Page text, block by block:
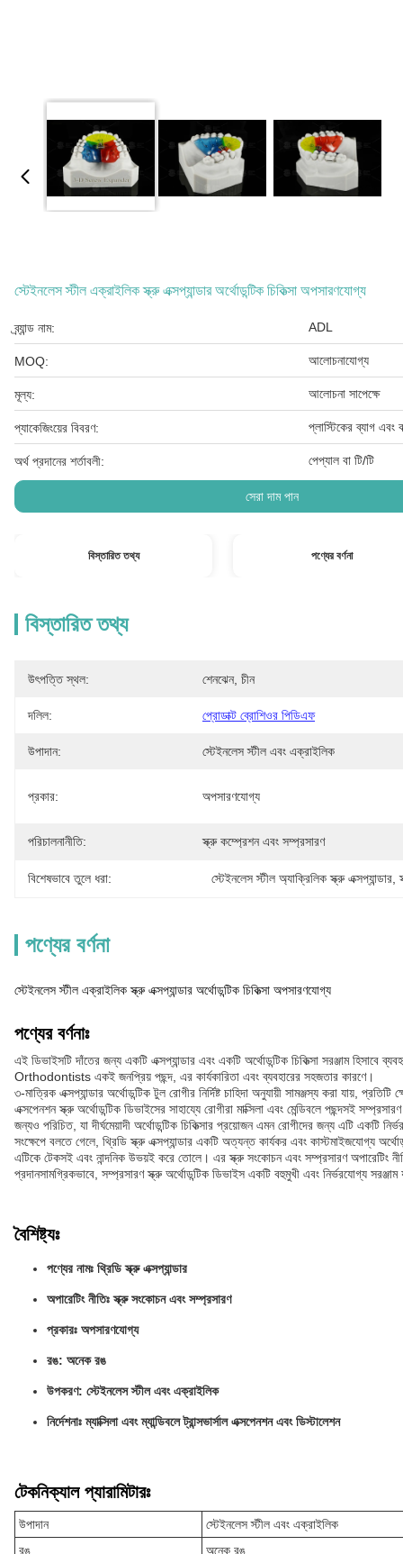
স্টেইনলেস স্টীল এক্রাইলিক স্ক্রু এক্সপ্যান্ডার অর্থোডন্টিক চিকিত্সা অপসারণযোগ্য
ব্র্যান্ড নাম: ADL
MOQ: আলোচনাযোগ্য
মূল্য: আলোচনা সাপেক্ষে
প্যাকেজিংয়ের বিবরণ: প্লাস্টিকের ব্যাগ এবং
অর্থ প্রদানের শর্তাবলী: পেপ্যাল ​​বা টি/টি
সেরা দাম পান
বিস্তারিত তথ্য পণ্যের বর্ণনা
বিস্তারিত তথ্য
উৎপত্তি স্থল: শেনঝেন, চীন
দলিল: প্রোডাক্ট ব্রোশিওর পিডিএফ
উপাদান: স্টেইনলেস স্টীল এবং এক্রাইলিক
প্রকার: অপসারণযোগ্য
পরিচালনানীতি: স্ক্রু কম্প্রেশন এবং সম্প্রসারণ
বিশেষভাবে তুলে ধরা: স্টেইনলেস স্টীল অ্যাক্রিলিক স্ক্রু এক্সপ্যান্ডার,
পণ্যের বর্ণনা
স্টেইনলেস স্টীল এক্রাইলিক স্ক্রু এক্সপ্যান্ডার অর্থোডন্টিক চিকিত্সা অপসারণযোগ্য
পণ্যের বর্ণনাঃ
এই ডিভাইসটি দাঁতের জন্য একটি এক্সপ্যান্ডার এবং একটি অর্থোডন্টিক চিকিত্সা সরঞ্জাম
Orthodontists একই জনপ্রিয় পছন্দ, এর কার্যকারিতা এবং ব্যবহারের সহজতার কারণে।
৩-মাত্রিক এক্সপ্যান্ডার অর্থোডন্টিক টুল রোগীর নির্দিষ্ট চাহিদা অনুযায়ী সামঞ্জস্য করা যায়,
এক্সপেনশন স্ক্রু অর্থোডন্টিক ডিভাইসের সাহায্যে রোগীরা মাক্সিলা এবং মেন্ডিবলে পছন্দসই
জন্যও পরিচিত, যা দীর্ঘমেয়াদী অর্থোডন্টিক চিকিত্সার প্রয়োজন এমন রোগীদের জন্য এটি একটি
সংক্ষেপে বলতে গেলে, থ্রিডি স্ক্রু এক্সপ্যান্ডার একটি অত্যন্ত কার্যকর এবং কাস্টমাইজযোগ্য
এটিকে টেকসই এবং নান্দনিক উভয়ই করে তোলে। এর স্ক্রু সংকোচন এবং সম্প্রসারণ অপারেটিং
প্রদানসামগ্রিকভাবে, সম্প্রসারণ স্ক্রু অর্থোডন্টিক ডিভাইস একটি বহুমুখী এবং নির্ভরযোগ্য
বৈশিষ্ট্যঃ
পণ্যের নামঃ থ্রিডি স্ক্রু এক্সপ্যান্ডার
অপারেটিং নীতিঃ স্ক্রু সংকোচন এবং সম্প্রসারণ
প্রকারঃ অপসারণযোগ্য
রঙ: অনেক রঙ
উপকরণ: স্টেইনলেস স্টীল এবং এক্রাইলিক
নির্দেশনাঃ ম্যাক্সিলা এবং ম্যান্ডিবলে ট্রান্সভার্সাল এক্সপেনশন এবং ডিস্টালেশন
টেকনিক্যাল প্যারামিটারঃ
উপাদান
স্টেইনলেস স্টীল এবং এক্রাইলিক
রঙ
অনেক রঙ